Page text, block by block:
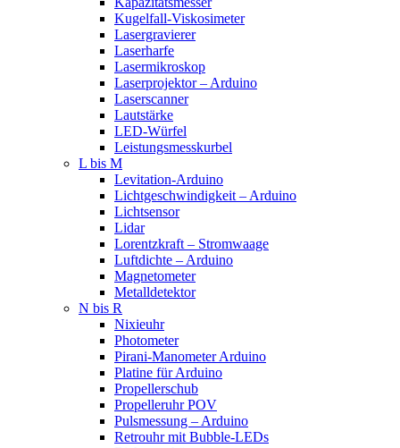
Kugelfall-Viskosimeter
Lasergravierer
Laserharfe
Lasermikroskop
Laserprojektor – Arduino
Laserscanner
Lautstärke
LED-Würfel
Leistungsmesskurbel
L bis M
Levitation-Arduino
Lichtgeschwindigkeit – Arduino
Lichtsensor
Lidar
Lorentzkraft – Stromwaage
Luftdichte – Arduino
Magnetometer
Metalldetektor
N bis R
Nixieuhr
Photometer
Pirani-Manometer Arduino
Platine für Arduino
Propellerschub
Propelleruhr POV
Pulsmessung – Arduino
Retrouhr mit Bubble-LEDs